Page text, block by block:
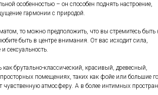
особенностью – он способен поднять настроение,
гармонии с природой.
то можно предположить, что вы стремитесь быть
быть в центре внимания. От вас исходит сила,
сексуальность.
брутально-классический, красивый, древесный,
помещениях, таких как фойе или большие
чувственную атмосферу. А в более интимных